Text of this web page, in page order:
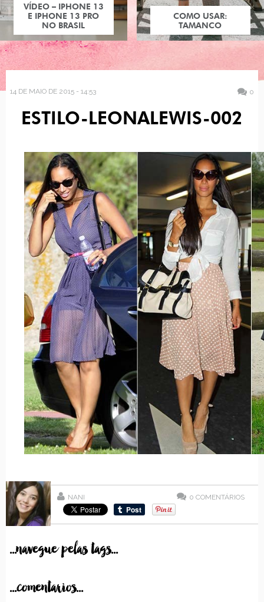
VÍDEO – IPHONE 13
E IPHONE 13 PRO
NO BRASIL
COMO USAR:
TAMANCO
14 DE MAIO DE 2015 - 14:53 0
ESTILO-LEONALEWIS-002
NANI 0 COMENTÁRIOS
...navegue pelas tags...
...comentarios...